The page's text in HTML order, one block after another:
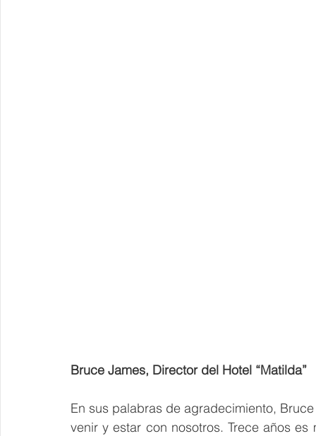
Bruce James, Director del Hotel “Matilda”
En sus palabras de agradecimiento,
venir y estar con nosotros. Trece años